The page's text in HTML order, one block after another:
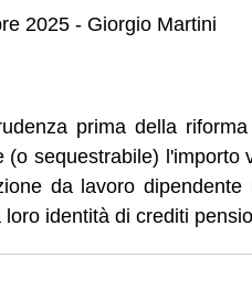
2025 - Giorgio Martini
prima della
(o sequestrabile)
da lavoro
loro identità di crediti